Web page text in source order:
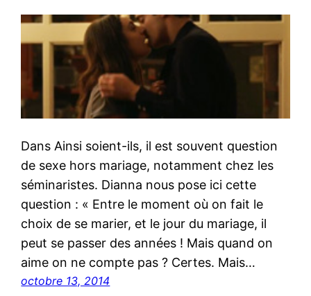
Dans Ainsi soient-ils, il est souvent question
de sexe hors mariage, notamment chez les
séminaristes. Dianna nous pose ici cette
question : « Entre le moment où on fait le
choix de se marier, et le jour du mariage, il
peut se passer des années ! Mais quand on
aime on ne compte pas ? Certes. Mais…
octobre 13, 2014